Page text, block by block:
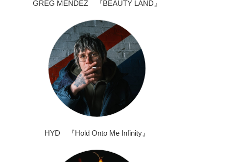
GREG MENDEZ 『BEAUTY LAND』
HYD 『Hold Onto Me Infinity』